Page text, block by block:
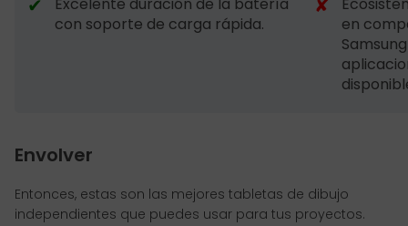
✔
con soporte de carga rápida.
✘
en
Envolver
Entonces, estas son las mejores tabletas de dibujo
independientes que puedes usar para tus proyectos.